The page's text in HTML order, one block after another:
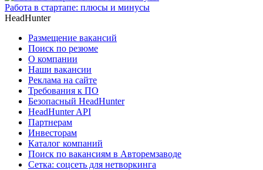
Работа в стартапе: плюсы и минусы
HeadHunter
Размещение вакансий
Поиск по резюме
О компании
Наши вакансии
Реклама на сайте
Требования к ПО
Безопасный HeadHunter
HeadHunter API
Партнерам
Инвесторам
Каталог компаний
Поиск по вакансиям в Авторемзаводе
Сетка: соцсеть для нетворкинга